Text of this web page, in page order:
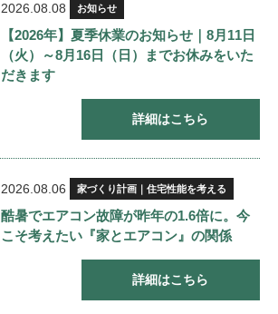
2026.08.08 お知らせ
【2026年】夏季休業のお知らせ｜8月11日
（火）～8月16日（日）までお休みをいた
だきます
詳細はこちら
2026.08.06 家づくり計画｜住宅性能を考える
酷暑でエアコン故障が昨年の1.6倍に。今
こそ考えたい『家とエアコン』の関係
詳細はこちら